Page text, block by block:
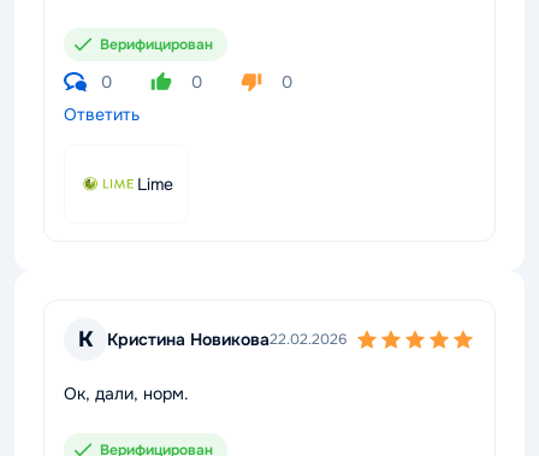
Верифицирован
0 0
0
Ответить
Lime
К Кристина Новикова22.02.2026
Ок, дали, норм.
Верифицирован